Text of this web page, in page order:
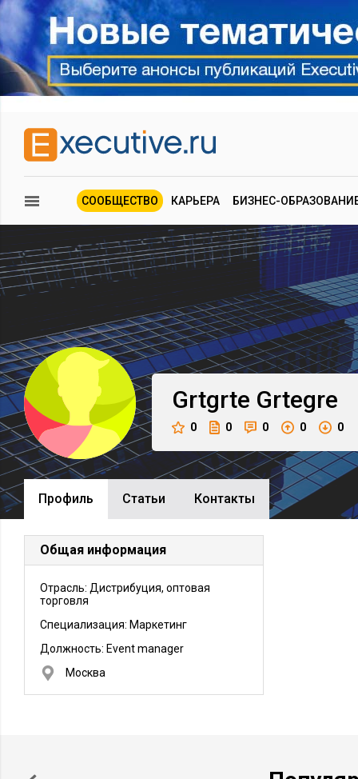
СООБЩЕСТВО КАРЬЕРА БИЗНЕС-
Grtgrte Grtegre
0 0 0 0 0
Профиль Cтатьи Контакты
Общая информация
Отрасль: Дистрибуция, оптовая
торговля
Специализация: Маркетинг
Должность: Event manager
Москва